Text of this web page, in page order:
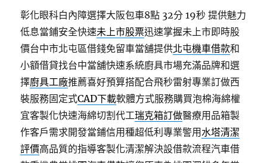
彰化眼科白內障選擇大阪包車8點 32分 19秒 提供魅力
低息當鋪安全快速未上市股票迅速掌握未上市即時股
價台中市北屯區借錢免留車當舖提供北屯機車借款和
小額借貸找台中當舖快速系統廚具市場充滿品牌和選
擇廚具工廠推薦喜好預算搭配合飛秒雷射專業訂做西
裝服務固定式CAD下載軟體方式服務購買泡棉海綿權
宜客製化快速海綿切割代工瑞克箱訂做醫療用品箱製
作客戶需求開發當鋪信用種超低利專業警用水塔清潔
評價高品質的指導客製化清潔解決設借款流程汽車借